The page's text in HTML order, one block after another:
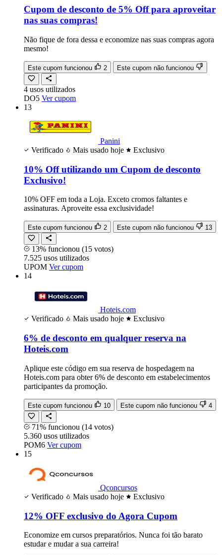
Cupom de desconto de 5% Off para aproveitar
nas suas compras!
Não fique de fora dessa e economize nas suas compras agora
mesmo!
Este cupom funcionou 2 Este cupom não funcionou
4 usos utilizados
DO5 Ver cupom
13
Panini
Verificado
Mais usado hoje Exclusivo
10% Off utilizando um Cupom de desconto
Exclusivo!
10% OFF em toda a Loja. Exceto cromos faltantes e
assinaturas. Aproveite essa exclusividade!
Este cupom funcionou 2 Este cupom não funcionou 13
13% funcionou (15 votos)
7.525 usos utilizados
UPOM Ver cupom
14
Hoteis.com
Verificado
Mais usado hoje Exclusivo
6% de desconto em qualquer reserva na
Hoteis.com
Aplique este código em sua reserva de hospedagem na
Hoteis.com para obter 6% de desconto em estabelecimentos
participantes da promoção.
Este cupom funcionou 10 Este cupom não funcionou 4
71% funcionou (14 votos)
5.360 usos utilizados
POM6 Ver cupom
15
Qconcursos
Verificado
Mais usado hoje Exclusivo
12% OFF exclusivo do Agora Cupom
Economize em cursos preparatórios. Nunca foi tão barato
estudar e mudar a sua carreira!